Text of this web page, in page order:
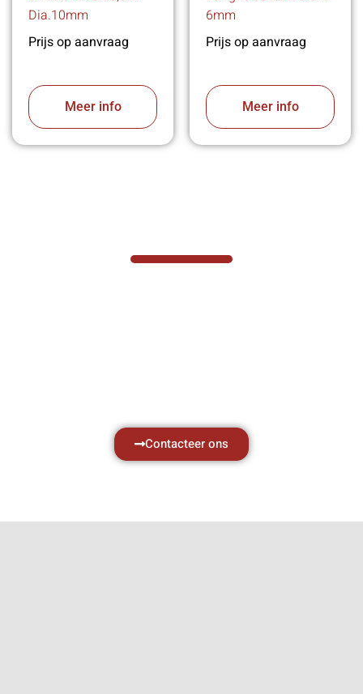
Dia.10mm
Prijs op aanvraag
Meer info
6mm
Prijs op aanvraag
Meer info
Contacteer ons